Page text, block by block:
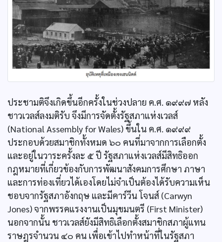
ประชามติจึงเกิดขึ้นอีกครั้งในช่วงปลาย ค.ศ. ๑๙๙๗ หลัง
ชาวเวลส์ลงมติรับ จึงมีการจัดตั้งรัฐสภาแห่งเวลส์
(National Assembly for Wales) ขึ้นใน ค.ศ. ๑๙๙๙
ประกอบด้วยสมาชิกทั้งหมด ๖๐ คนที่มาจากการเลือกตั้ง
และอยู่ในวาระครั้งละ ๕ ปี รัฐสภาแห่งเวลส์มีสิทธิออก
กฎหมายที่เกี่ยวข้องกับการพัฒนาสังคมการศึกษา ภาษา
และการท่องเที่ยวได้เองโดยไม่จำเป็นต้องได้รับความเห็น
ชอบจากรัฐสภาอังกฤษ และมีคาร์วีน โจนส์ (Carwyn
Jones) จากพรรคแรงงานเป็นมุขมนตรี (First Minister)
นอกจากนั้น ชาวเวลส์ยังมีสิทธิเลือกตั้งสมาชิกสภาผู้แทน
ราษฎรจำนวน ๔๐ คน เพื่อเข้าไปทำหน้าที่ในรัฐสภา